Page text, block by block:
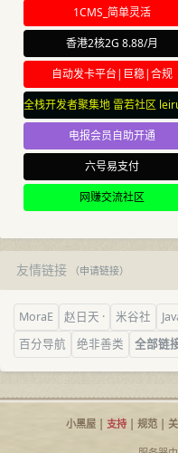
1CMS_简单灵活
香港2核2G 8.88/月
自动发卡平台|巨稳|合规
全栈开发者聚集地 雷若社区
电报会员自助开通
六号易支付
网赚交流社区
友情链接（申请链接）
MoraE 赵日天 · 米谷社
百分导航
绝非善类 全部链
小黑屋| 支持| 规范|